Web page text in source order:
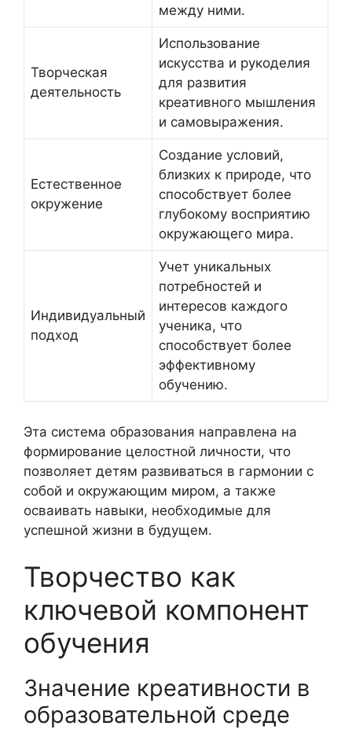
между ними.
Творческая
деятельность
Использование
искусства и рукоделия
для развития
креативного мышления
и самовыражения.
Естественное
окружение
Создание условий,
близких к природе, что
способствует более
глубокому восприятию
окружающего мира.
Индивидуальный
подход
Учет уникальных
потребностей и
интересов каждого
ученика, что
способствует более
эффективному
обучению.
Эта система образования направлена на
формирование целостной личности, что
позволяет детям развиваться в гармонии с
собой и окружающим миром, а также
осваивать навыки, необходимые для
успешной жизни в будущем.
Творчество как
ключевой компонент
обучения
Значение креативности в
образовательной среде